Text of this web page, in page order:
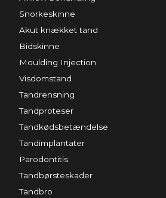
Snorkeskinne
Akut knækket tand
Bidskinne
Moulding Injection
Visdomstand
Tandrensning
Tandproteser
Tandkødsbetændelse
Tandimplantater
Parodontitis
Tandbørsteskader
Tandbro